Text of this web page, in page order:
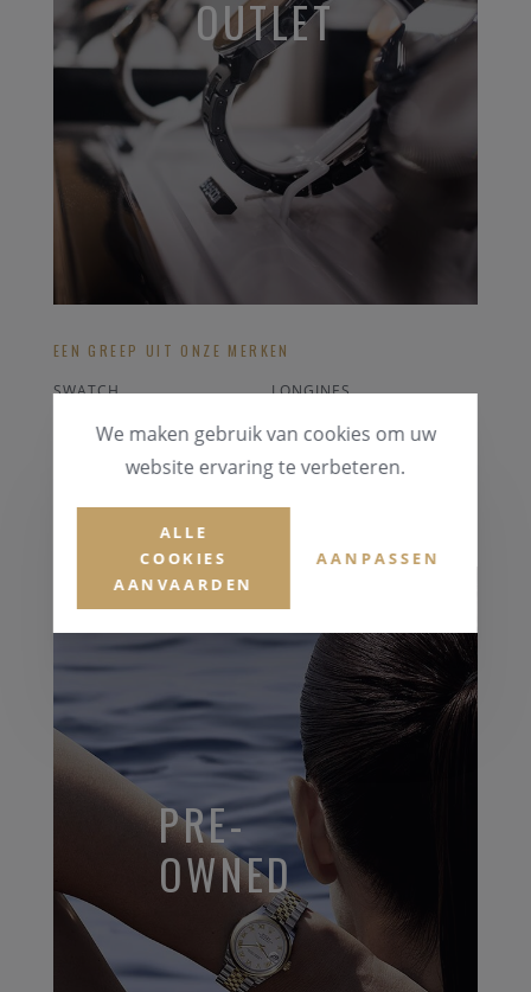
OUTLET
EEN GREEP UIT ONZE MERKEN
SWATCH
LONGINES
POLAR HARTSLAGMETER
ALLE OUTLET
PRE-
OWNED
We maken gebruik van cookies om uw
website ervaring te verbeteren.
ALLE
COOKIES
AANVAARDEN
AANPASSEN